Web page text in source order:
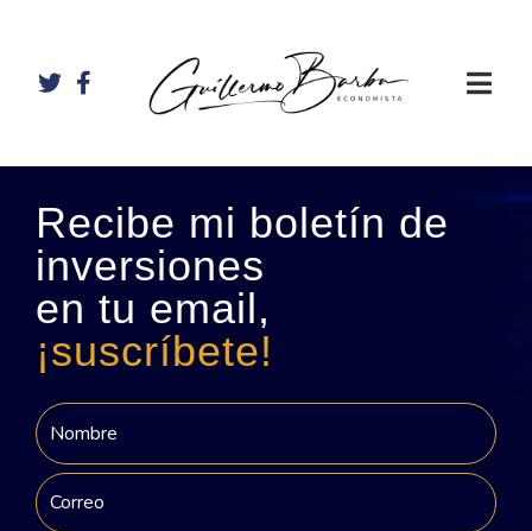
Recibe mi boletín de
inversiones
en tu email,
¡suscríbete!